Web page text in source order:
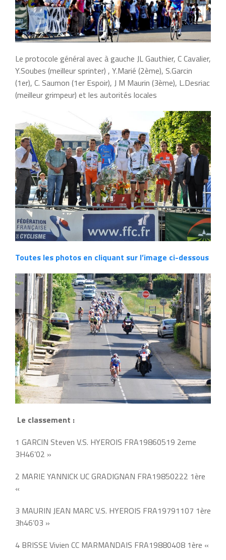
Le protocole général avec à gauche JL Gauthier, C Cavalier,
Y.Soubes (meilleur sprinter) , Y.Marié (2ème), S.Garcin
(1er), C. Saumon (1er Espoir), J M Maurin (3ème), L.Desriac
(meilleur grimpeur) et les autorités locales
Toutes les photos en cliquant sur l’image ci-dessous
Le classement :
1 GARCIN Steven V.S. HYEROIS FRA19860519 2eme
3H46’02 »
2 MARIE YANNICK UC GRADIGNAN FRA19850222 1ère
«
3 MAURIN JEAN MARC V.S. HYEROIS FRA19791107 1ère
3h46’03 »
4 BRISSE Vivien CC MARMANDAIS FRA19880408 1ère «